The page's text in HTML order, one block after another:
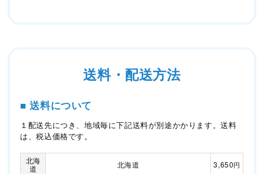
送料・配送方法
■ 送料について
１配送先につき、地域毎に下記送料が別途かかります。送料
は、税込価格です。
北海
道
北海道 3,650円